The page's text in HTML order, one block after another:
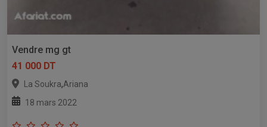
Vendre mg gt
41 000 DT
La Soukra,Ariana
18 mars 2022